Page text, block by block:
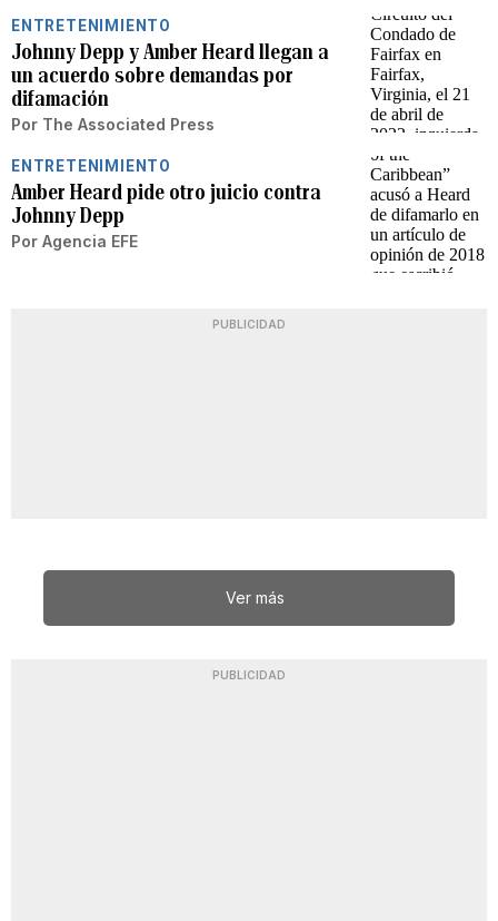
ENTRETENIMIENTO
Johnny Depp y Amber Heard llegan a
un acuerdo sobre demandas por
difamación
Por The Associated Press
ENTRETENIMIENTO
Amber Heard pide otro juicio contra
Johnny Depp
Por Agencia EFE
PUBLICIDAD
Ver más
PUBLICIDAD